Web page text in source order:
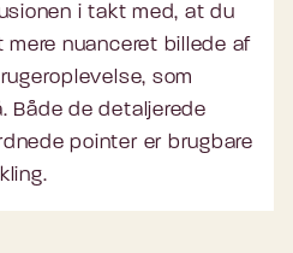
i takt med, at du
mere nuanceret billede af
som
Både de detaljerede
pointer er brugbare